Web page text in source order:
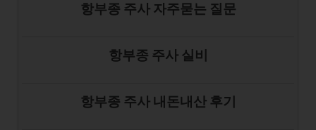
항부종 주사 자주묻는 질문
항부종 주사 실비
항부종 주사 내돈내산 후기